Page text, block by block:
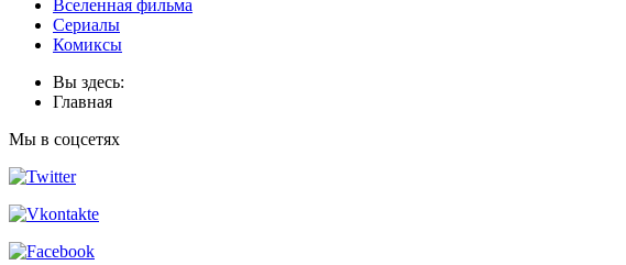
Вселенная фильма
Сериалы
Комиксы
Вы здесь:
Главная
Мы в соцсетях